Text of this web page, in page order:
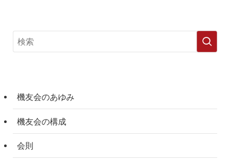
機友会のあゆみ
機友会の構成
会則